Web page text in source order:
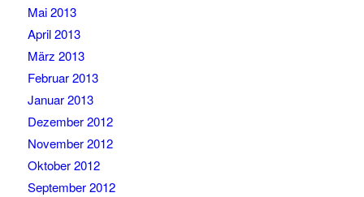
Mai 2013
April 2013
März 2013
Februar 2013
Januar 2013
Dezember 2012
November 2012
Oktober 2012
September 2012